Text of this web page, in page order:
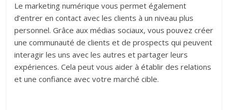
Le marketing numérique vous permet également
d’entrer en contact avec les clients à un niveau plus
personnel. Grâce aux médias sociaux, vous pouvez créer
une communauté de clients et de prospects qui peuvent
interagir les uns avec les autres et partager leurs
expériences. Cela peut vous aider à établir des relations
et une confiance avec votre marché cible.